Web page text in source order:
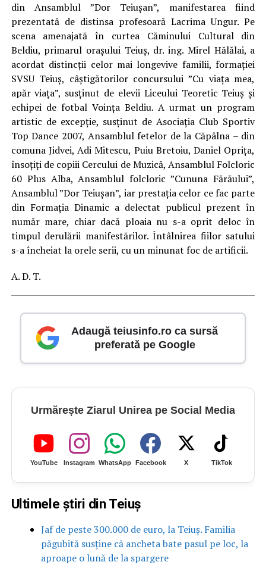
din Ansamblul ”Dor Teiușan”, manifestarea fiind
prezentată de distinsa profesoară Lacrima Ungur. Pe
scena amenajată în curtea Căminului Cultural din
Beldiu, primarul orașului Teiuș, dr. ing. Mirel Hălălai, a
acordat distincții celor mai longevive familii, formației
SVSU Teiuș, câștigătorilor concursului ”Cu viața mea,
apăr viața”, susținut de elevii Liceului Teoretic Teiuș și
echipei de fotbal Voința Beldiu. A urmat un program
artistic de excepție, susținut de Asociația Club Sportiv
Top Dance 2007, Ansamblul fetelor de la Căpâlna – din
comuna Jidvei, Adi Mitescu, Puiu Bretoiu, Daniel Oprița,
însoțiți de copiii Cercului de Muzică, Ansamblul Folcloric
60 Plus Alba, Ansamblul folcloric ”Cununa Fărăului”,
Ansamblul ”Dor Teiușan”, iar prestația celor ce fac parte
din Formația Dinamic a delectat publicul prezent în
număr mare, chiar dacă ploaia nu s-a oprit deloc în
timpul derulării manifestărilor. Întâlnirea fiilor satului
s-a încheiat la orele serii, cu un minunat foc de artificii.
A. D. T.
Adaugă teiusinfo.ro ca sursă
preferată pe Google
Urmărește Ziarul Unirea pe Social Media
YouTube Instagram WhatsApp Facebook X TikTok
Ultimele știri din Teiuș
Jaf de peste 300.000 de euro, la Teiuș. Familia
păgubită susține că ancheta bate pasul pe loc, la
aproape o lună de la spargere